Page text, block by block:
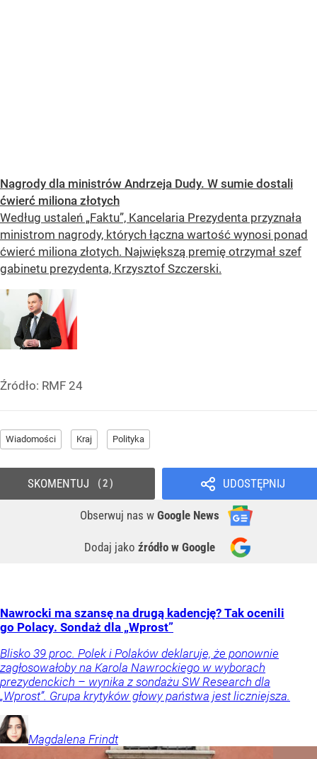
Nagrody dla ministrów Andrzeja Dudy. W sumie dostali
ćwierć miliona złotych
Według ustaleń „Faktu”, Kancelaria Prezydenta przyznała
ministrom nagrody, których łączna wartość wynosi ponad
ćwierć miliona złotych. Największą premię otrzymał szef
gabinetu prezydenta, Krzysztof Szczerski.
Źródło: RMF 24
Wiadomości Kraj Polityka
UDOSTĘPNIJ
Obserwuj nas w Google News
Dodaj jako źródło w Google
SKOMENTUJ 2
Nawrocki ma szansę na drugą kadencję? Tak ocenili
go Polacy. Sondaż dla „Wprost”
Blisko 39 proc. Polek i Polaków deklaruje, że ponownie
zagłosowałoby na Karola Nawrockiego w wyborach
prezydenckich – wynika z sondażu SW Research dla
„Wprost”. Grupa krytyków głowy państwa jest liczniejsza.
Magdalena Frindt